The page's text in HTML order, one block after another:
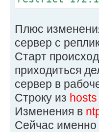
Плюс
сервер с
Старт
приходиться
сервер в
Строку из hosts
Изменения в
Сейчас именно